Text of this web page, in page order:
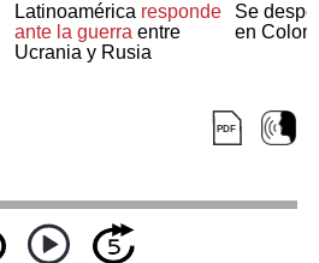
Latinoamérica responde
ante la guerraentre
Ucrania y Rusia
Se
en